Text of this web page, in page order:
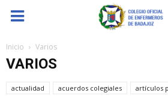
Coenfeba
Inicio Varios
VARIOS
actualidad acuerdos colegiales
artículos